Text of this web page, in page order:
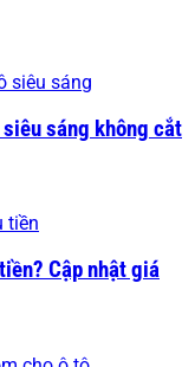
siêu sáng không cắt
Cập nhật giá